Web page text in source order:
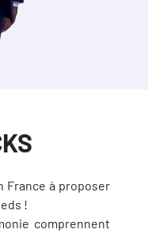
France à proposer
!
comprennent